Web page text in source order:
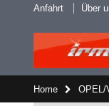
Anfahrt Über
Home OPEL/